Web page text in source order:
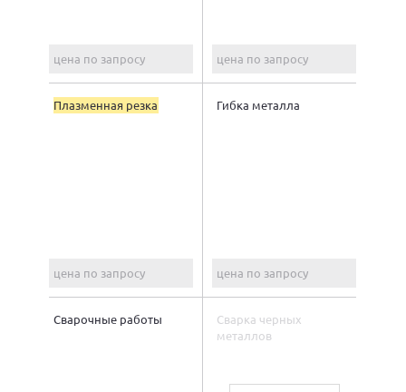
цена по запросу цена по запросу
Плазменная резка
цена по запросу
Гибка металла
цена по запросу
Сварочные работы
Сварка черных
металлов